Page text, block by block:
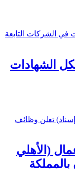
الشهادات
(الأهلي